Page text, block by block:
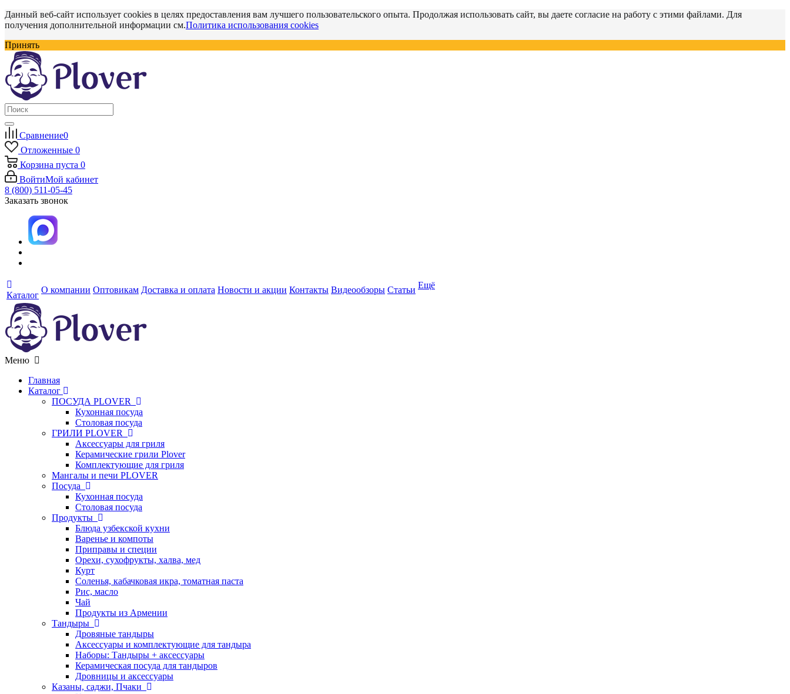
Данный веб-сайт использует cookies в целях предоставления вам лучшего пользовательского опыта. Продолжая использовать сайт, вы даете согласие на работу с этими файлами. Для
получения дополнительной информации см.Политика использования cookies
Принять
Сравнение0
Отложенные 0
Корзина пуста 0
ВойтиМой кабинет
8 (800) 511-05-45
Заказать звонок
Каталог
О компании Оптовикам Доставка и оплата Новости и акции Контакты Видеообзоры Статьи Ещё
Меню
Главная
Каталог
ПОСУДА PLOVER
Кухонная посуда
Столовая посуда
ГРИЛИ PLOVER
Аксессуары для гриля
Керамические грили Plover
Комплектующие для гриля
Мангалы и печи PLOVER
Посуда
Кухонная посуда
Столовая посуда
Продукты
Блюда узбекской кухни
Варенье и компоты
Приправы и специи
Орехи, сухофрукты, халва, мед
Курт
Соленья, кабачковая икра, томатная паста
Рис, масло
Чай
Продукты из Армении
Тандыры
Дровяные тандыры
Аксессуары и комплектующие для тандыра
Наборы: Тандыры + аксессуары
Керамическая посуда для тандыров
Дровницы и аксессуары
Казаны, саджи, Пчаки